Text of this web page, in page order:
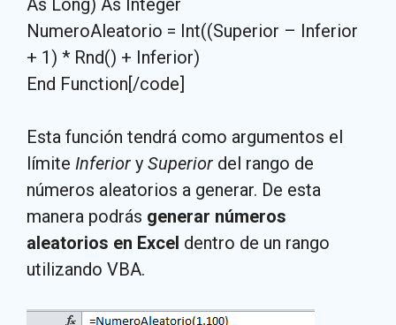
As Long) As Integer
NumeroAleatorio = Int((Superior – Inferior
+ 1) * Rnd() + Inferior)
End Function[/code]
Esta función tendrá como argumentos el
límite Inferior y Superior del rango de
números aleatorios a generar. De esta
manera podrás generar números
aleatorios en Excel dentro de un rango
utilizando VBA.